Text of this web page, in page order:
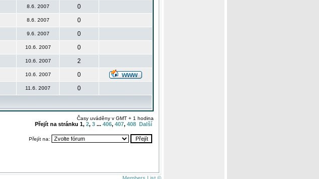
8.6. 2007
0
8.6. 2007
0
9.6. 2007
0
10.6. 2007
0
10.6. 2007
2
10.6. 2007
0
11.6. 2007 0
Časy uváděny v GMT + 1 hodina
Přejít na stránku 1, 2, 3 ... 406, 407, 408 Další
Přejít na: